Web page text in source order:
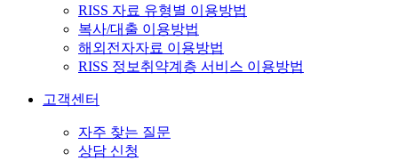
RISS 자료 유형별 이용방법
복사/대출 이용방법
해외전자자료 이용방법
RISS 정보취약계층 서비스 이용방법
고객센터
자주 찾는 질문
상담 신청